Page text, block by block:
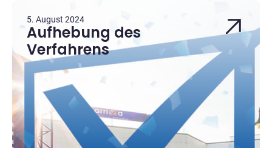
5. August 2024
Aufhebung des
Verfahrens